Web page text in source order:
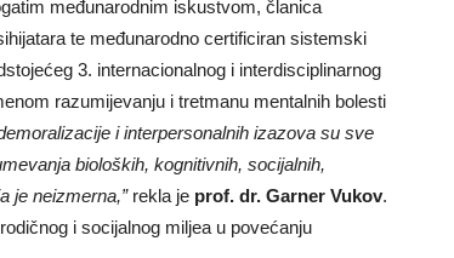
međunarodnim iskustvom, članica
te međunarodno certificiran sistemski
3. internacionalnog i interdisciplinarnog
razumijevanju i tretmanu mentalnih bolesti
i interpersonalnih izazova su sve
bioloških, kognitivnih, socijalnih,
je neizmerna,”rekla je prof. dr. Garner Vukov.
i socijalnog miljea u povećanju